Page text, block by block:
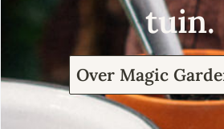
tuin.
Over Magic